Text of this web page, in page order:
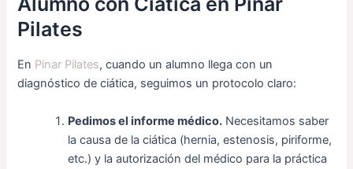
Pilates
En Pinar Pilates, cuando un alumno llega con un
diagnóstico de ciática, seguimos un protocolo claro:
Pedimos el informe médico. Necesitamos saber
la causa de la ciática (hernia, estenosis, piriforme,
etc.) y la autorización del médico para la práctica